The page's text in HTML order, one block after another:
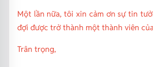
Một lần nữa, tôi xin cảm ơn sự tin
đợi được trở thành một thành viên
Trân trọng,